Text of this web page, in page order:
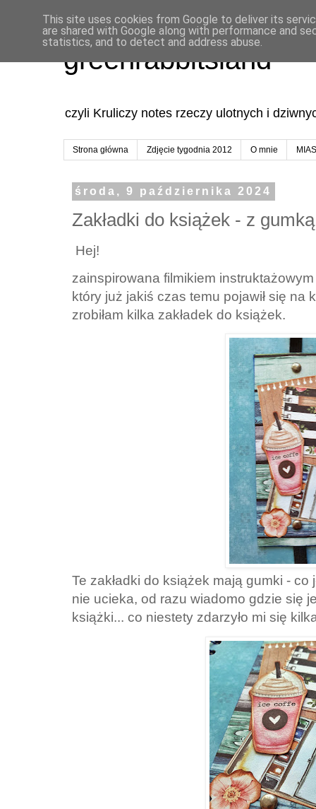
greenrabbitsland
czyli Kruliczy notes rzeczy ulotnych i
Strona główna Zdjęcie tygodnia 2012 O mnie
środa, 9 października 2024
Zakładki do książek - z gumką
Hej!
zainspirowana filmikiem
który już jakiś czas temu pojawił się na
zrobiłam kilka zakładek do książek.
Te zakładki do książek mają gumki -
nie ucieka, od razu wiadomo gdzie się
książki... co niestety zdarzyło mi się
This site uses cookies from Google to deliver its
are shared with Google along with performance and
statistics, and to detect and address abuse.